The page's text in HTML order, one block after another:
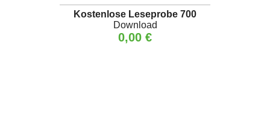
Kostenlose Leseprobe 700
Download
0,00 €